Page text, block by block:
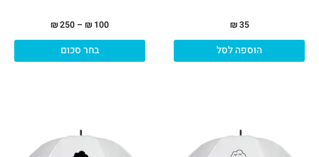
₪35
הוספה לסל
₪ 100
–
₪250
בחר סכום